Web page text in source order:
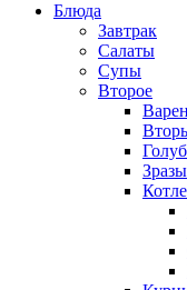
Блюда
Завтрак
Салаты
Супы
Второе
Зразы